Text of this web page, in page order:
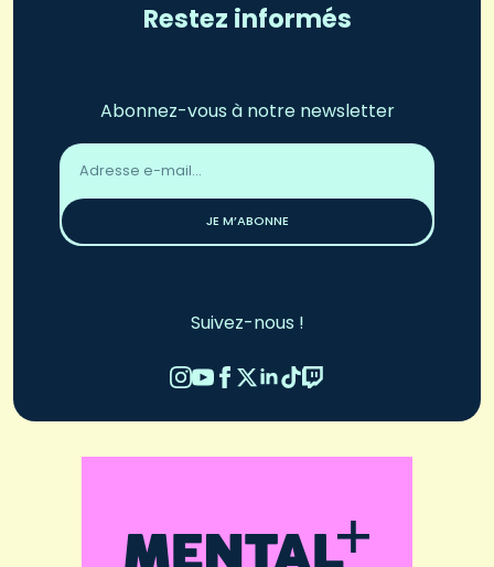
Restez informés
Abonnez-vous à notre newsletter
Adresse
email
JE M’ABONNE
Suivez-nous !